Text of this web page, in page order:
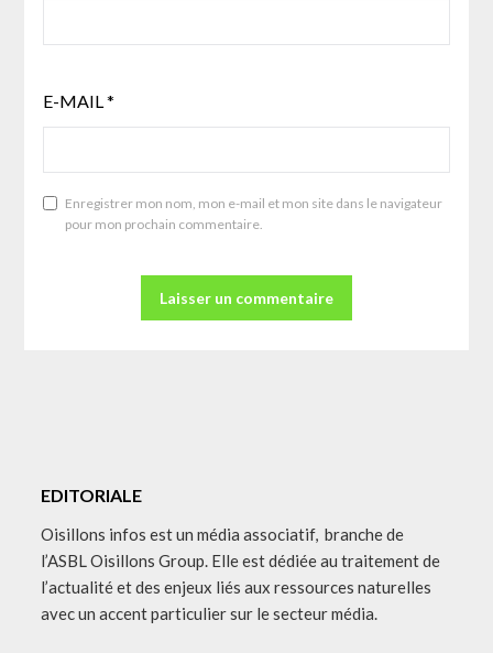
E-MAIL*
Enregistrer mon nom, mon e-mail et mon site dans le navigateur
pour mon prochain commentaire.
EDITORIALE
Oisillons infos est un média associatif, branche de
l’ASBL Oisillons Group. Elle est dédiée au traitement de
l’actualité et des enjeux liés aux ressources naturelles
avec un accent particulier sur le secteur média.